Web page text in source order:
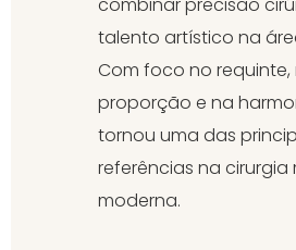
talento artístico na
Com foco no requinte,
proporção e na
tornou uma das
referências na cirurgia
moderna.